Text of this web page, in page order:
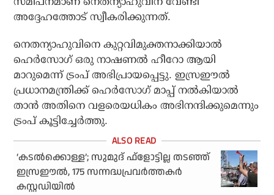
അദ്ദേഹത്തോട് സ്വീകരിക്കുന്നത്.
നെതന്യാഹുവിനെ കുറ്റവിമുക്തനാക്കിയാല്‍
ഹെര്‍സോഗ് ഒരു നാഷണല്‍ ഹീറോ ആയി
മാറുമെന്ന് ട്രംപ് അഭിപ്രായപ്പെട്ടു. ഇസ്രഈല്‍
പ്രധാനമന്ത്രിക്ക് ഹെര്‍സോഗ് മാപ്പ് നല്‍കിയാല്‍
താന്‍ അതിനെ വളരെയധികം അഭിനന്ദിക്കുമെന്നും
ട്രംപ് കൂട്ടിച്ചേര്‍ത്തു.
‘കടല്‍ക്കൊള്ള’; സുമുദ് ഫ്‌ളോട്ടില്ല തടഞ്ഞ്
ഇസ്രഈല്‍, 175 സന്നദ്ധപ്രവര്‍ത്തകര്‍
കസ്റ്റഡിയില്‍